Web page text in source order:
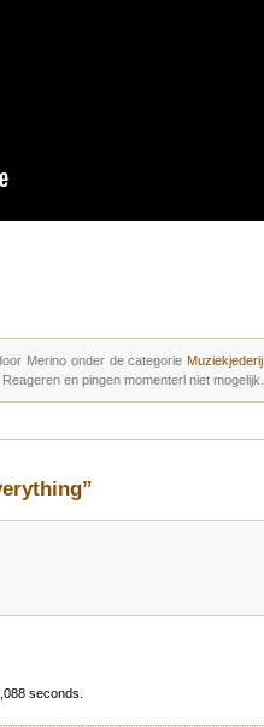
Merino onder de categorieMuziekjederij
en pingen momenterl niet mogelijk.
seconds.